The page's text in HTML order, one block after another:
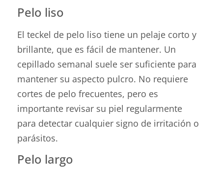
Pelo liso
El teckel de pelo liso tiene un pelaje corto y
brillante, que es fácil de mantener. Un
cepillado semanal suele ser suficiente para
mantener su aspecto pulcro. No requiere
cortes de pelo frecuentes, pero es
importante revisar su piel regularmente
para detectar cualquier signo de irritación o
parásitos.
Pelo largo